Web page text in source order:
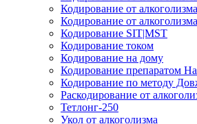
Кодирование от
Кодирование от
Кодирование SIT|MST
Кодирование током
Кодирование на дому
Кодирование препаратом
Кодирование по методу
Раскодирование от
Тетлонг-250
Укол от алкоголизма